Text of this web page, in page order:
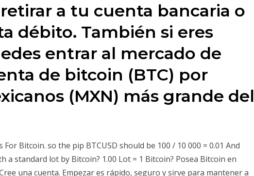
a tu cuenta bancaria o
débito. También si eres
entrar al mercado de
de bitcoin (BTC) por
(MXN) más grande del
For Bitcoin. so the pip BTCUSD should be 100 / 10 000 = 0.01 And
a standard lot by Bitcoin? 1.00 Lot = 1 Bitcoin? Posea Bitcoin en
una cuenta. Empezar es rápido, seguro y sirve para mantener a